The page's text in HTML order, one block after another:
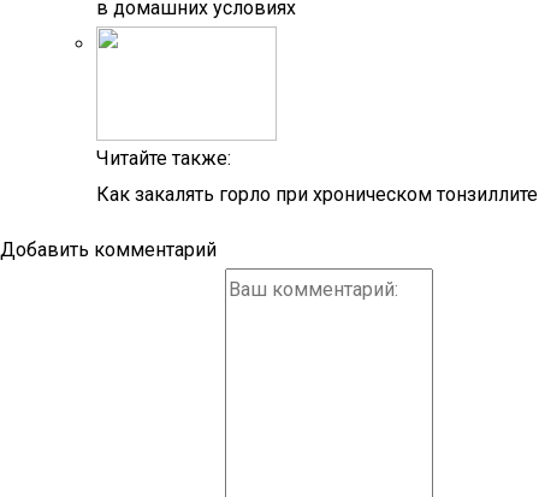
в домашних условиях
Читайте также:
Как закалять горло при хроническом тонзиллите
Добавить комментарий